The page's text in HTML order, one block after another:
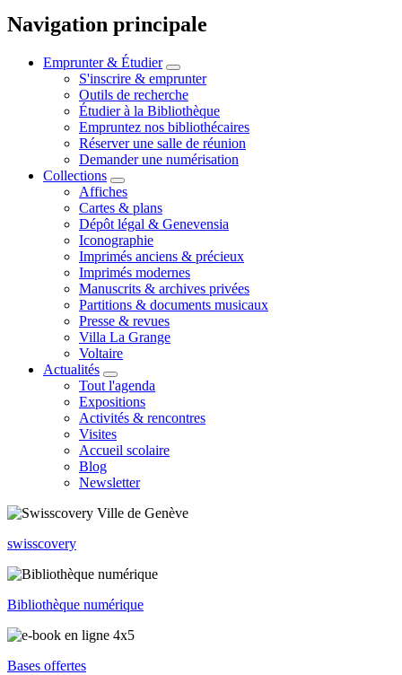
Navigation principale
Emprunter & Étudier
S'inscrire & emprunter
Outils de recherche
Étudier à la Bibliothèque
Empruntez nos bibliothécaires
Réserver une salle de réunion
Demander une numérisation
Collections
Affiches
Cartes & plans
Dépôt légal & Genevensia
Iconographie
Imprimés anciens & précieux
Imprimés modernes
Manuscrits & archives privées
Partitions & documents musicaux
Presse & revues
Villa La Grange
Voltaire
Actualités
Tout l'agenda
Expositions
Activités & rencontres
Visites
Accueil scolaire
Blog
Newsletter
swisscovery
Bibliothèque numérique
Bases offertes